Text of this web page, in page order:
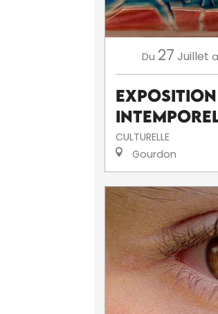
Du 27 Juillet
Exposition
CULTURELLE
Gourdon